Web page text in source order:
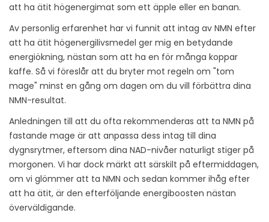
att ha ätit högenergimat som ett äpple eller en banan.
Av personlig erfarenhet har vi funnit att intag av NMN efter
att ha ätit högenergilivsmedel ger mig en betydande
energiökning, nästan som att ha en för många koppar
kaffe. Så vi föreslår att du bryter mot regeln om "tom
mage" minst en gång om dagen om du vill förbättra dina
NMN-resultat.
Anledningen till att du ofta rekommenderas att ta NMN på
fastande mage är att anpassa dess intag till dina
dygnsrytmer, eftersom dina NAD-nivåer naturligt stiger på
morgonen. Vi har dock märkt att särskilt på eftermiddagen,
om vi glömmer att ta NMN och sedan kommer ihåg efter
att ha ätit, är den efterföljande energiboosten nästan
överväldigande.